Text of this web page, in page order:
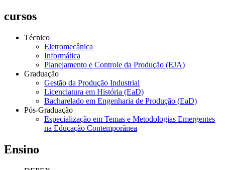
cursos
Técnico
Eletromecânica
Informática
Planejamento e Controle da Produção (EJA)
Graduação
Gestão da Produção Industrial
Licenciatura em História (EaD)
Bacharelado em Engenharia de Produção (EaD)
Pós-Graduação
Especialização em Temas e Metodologias Emergentes
na Educação Contemporânea
Ensino